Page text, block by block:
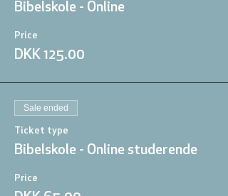
Bibelskole - Online
Price
DKK 125.00
Sale ended
Ticket type
Bibelskole - Online studerende
Price